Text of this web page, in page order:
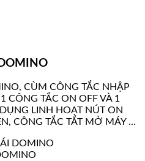
CÙM CÔNG TẮC NHẬP
CÔNG TẮC ON OFF VÀ 1
LINH HOẠT NÚT ON
CÔNG TẮC TẮT MỞ MÁY …